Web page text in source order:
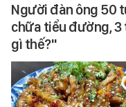
Người đàn ông 50
chữa tiểu đường, 3
gì thế?"